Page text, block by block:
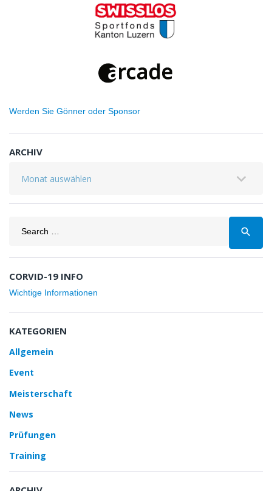
Werden Sie Gönner oder Sponsor
ARCHIV
search
CORVID-19 INFO
Wichtige Informationen
KATEGORIEN
Allgemein
Event
Meisterschaft
News
Prüfungen
Training